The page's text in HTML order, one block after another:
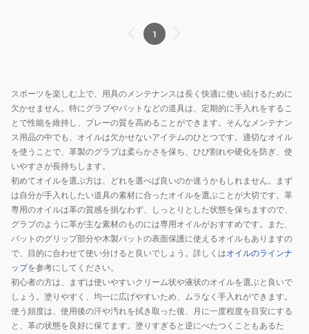
1
スポーツを楽しむ上で、用具のメンテナンスは長く快適に使い続けるために
欠かせません。特にグラブやバットなどの道具は、定期的に手入れをするこ
とで性能を維持し、プレーの質を高めることができます。そんなメンテナン
ス用品の中でも、オイルは欠かせないアイテムのひとつです。適切なオイル
を使うことで、革製のグラブは柔らかさを保ち、ひび割れや硬化を防ぎ、使
いやすさが長持ちします。
初めてオイルを選ぶ方は、どれを選べば良いのか迷うかもしれません。まず
は自分が手入れしたい道具の素材に合ったオイルを選ぶことが大切です。革
専用のオイルは革の質感を損なわず、しっとりとした状態を保ちますので、
グラブのように革が主な素材のものには専用オイルがおすすめです。また、
バットのグリップ部分や木製バットの表面保護に使えるオイルもありますの
で、目的に合わせて使い分けると良いでしょう。詳しくはオイルのラインナ
ップを参考にしてください。
初心者の方は、まずは使いやすいクリーム状や液状のオイルを選ぶと良いで
しょう。塗りやすく、均一に広げやすいため、ムラなく手入れができます。
使う頻度は、使用後の汗や汚れを拭き取った後、月に一度程度を目安にする
と、革の状態を良好に保てます。塗りすぎると逆にべたつくこともあるた